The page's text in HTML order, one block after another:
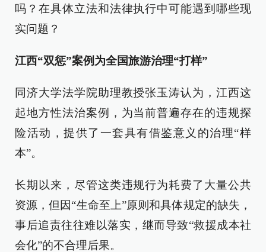
吗？在具体立法和法律执行中可能遇到哪些现
实问题？
江西“双惩”案例为全国旅游治理“打样”
同济大学法学院助理教授张玉涛认为，江西这
起地方性法治案例，为当前普遍存在的违规探
险活动，提供了一套具有借鉴意义的治理“样
本”。
长期以来，尽管这类违规行为耗费了大量公共
资源，但因“生命至上”原则和具体规定的缺失，
事后追责往往难以落实，继而导致“救援成本社
会化”的不合理后果。